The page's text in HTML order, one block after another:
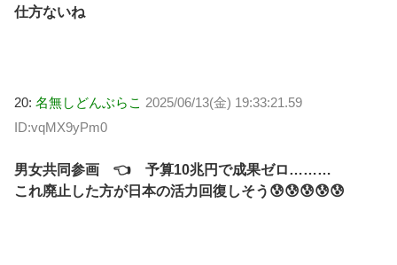
仕方ないね
20: 名無しどんぶらこ 2025/06/13(金) 19:33:21.59
ID:vqMX9yPm0
男女共同参画 👈 予算10兆円で成果ゼロ………
これ廃止した方が日本の活力回復しそう😰😰😰😰😰